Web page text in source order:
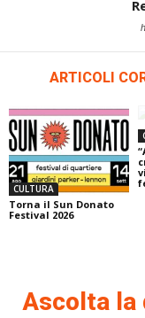
ARTICOLI
CULTURA
Torna il Sun Donato
Festival 2026
Ascolta la